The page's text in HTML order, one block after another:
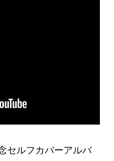
セルフカバーアルバ